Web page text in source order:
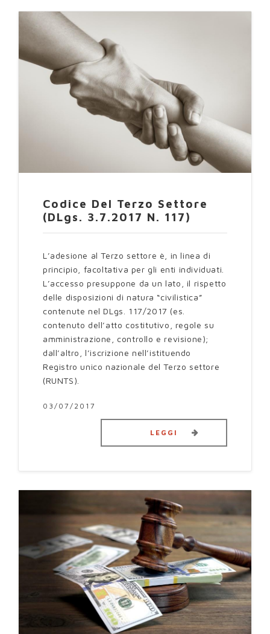
Codice Del Terzo Settore
(DLgs. 3.7.2017 N. 117)
L’adesione al Terzo settore è, in linea di
principio, facoltativa per gli enti individuati.
L’accesso presuppone da un lato, il rispetto
delle disposizioni di natura “civilistica”
contenute nel DLgs. 117/2017 (es.
contenuto dell’atto costitutivo, regole su
amministrazione, controllo e revisione);
dall’altro, l’iscrizione nell’istituendo
Registro unico nazionale del Terzo settore
(RUNTS).
03/07/2017
LEGGI